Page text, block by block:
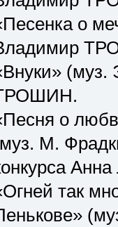
о
(муз.
о
М.
так